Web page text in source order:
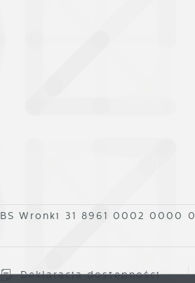
BS Wronki 31 8961 0002 0000
Deklaracja dostępności